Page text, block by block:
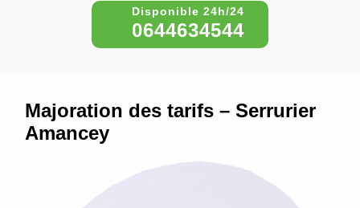
0644634544
Majoration des tarifs – Serrurier
Amancey